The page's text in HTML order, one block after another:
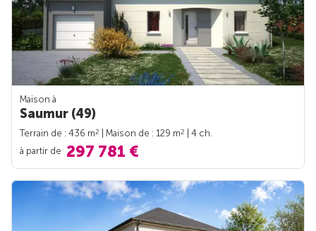
Maison à
Saumur (49)
Terrain de : 436 m2 | Maison de : 129 m2
| 4 ch.
à partir de 297 781 €